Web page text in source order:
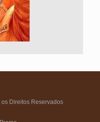
Direitos Reservados